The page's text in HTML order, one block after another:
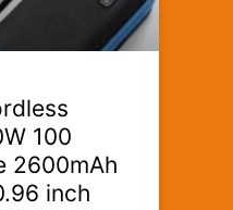
100
2600mAh
inch